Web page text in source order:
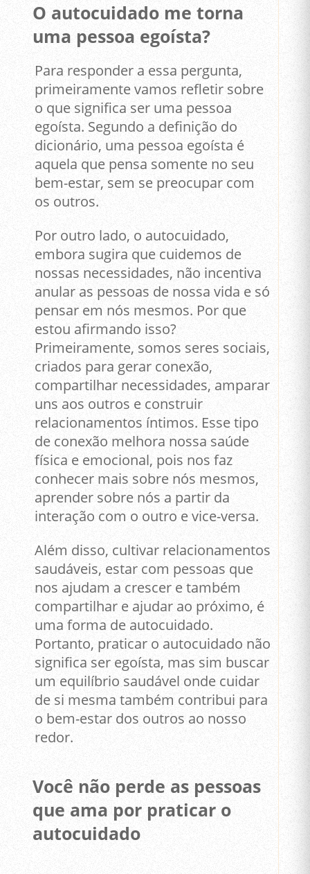
O autocuidado me torna
uma pessoa egoísta?
Para responder a essa pergunta,
primeiramente vamos refletir sobre
o que significa ser uma pessoa
egoísta. Segundo a definição do
dicionário, uma pessoa egoísta é
aquela que pensa somente no seu
bem-estar, sem se preocupar com
os outros.
Por outro lado, o autocuidado,
embora sugira que cuidemos de
nossas necessidades, não incentiva
anular as pessoas de nossa vida e só
pensar em nós mesmos. Por que
estou afirmando isso?
Primeiramente, somos seres sociais,
criados para gerar conexão,
compartilhar necessidades, amparar
uns aos outros e construir
relacionamentos íntimos. Esse tipo
de conexão melhora nossa saúde
física e emocional, pois nos faz
conhecer mais sobre nós mesmos,
aprender sobre nós a partir da
interação com o outro e vice-versa.
Além disso, cultivar relacionamentos
saudáveis, estar com pessoas que
nos ajudam a crescer e também
compartilhar e ajudar ao próximo, é
uma forma de autocuidado.
Portanto, praticar o autocuidado não
significa ser egoísta, mas sim buscar
um equilíbrio saudável onde cuidar
de si mesma também contribui para
o bem-estar dos outros ao nosso
redor.
Você não perde as pessoas
que ama por praticar o
autocuidado